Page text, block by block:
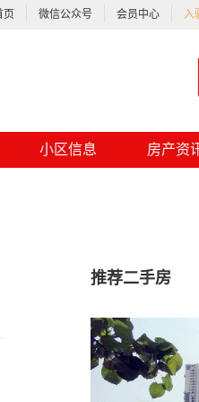
页 微信公众号 会员中心 入
小区信息 房产资
推荐二手房